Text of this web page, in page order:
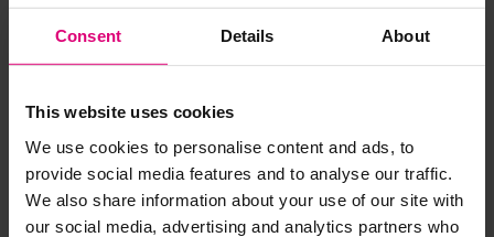
Consent Details About
This website uses cookies
We use cookies to personalise content and ads, to
provide social media features and to analyse our traffic.
We also share information about your use of our site with
our social media, advertising and analytics partners who
van het strijkijzer en/of de droogtrommel. Ook in veel
spijkerbroeken is elastine (stretch) verwerkt en mogen dus
niet gestreken worden en/of in de droogtrommel.
Twijfels? Wij staan klaar voor advies op maat.
Andere klanten kochten dit ook
- 50% - 50%